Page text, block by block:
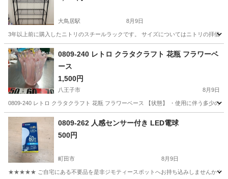
大鳥居駅 8月9日
3年以上前に購入したニトリのスチールラックです。 サイズについてはニトリの拝借
東京 大田区 収納家具 ニトリ
0809-240 レトロ クラタクラフト 花瓶 フラワーベ
ース
1,500円
八王子市 8月9日
0809-240 レトロ クラタクラフト 花瓶 フラワーベース 【状態】 ・使用に伴う多少の
東京 八王子市 インテリア雑貨/小物 現地
0809-262 人感センサー付き LED電球
500円
町田市 8月9日
★★★★★ ご自宅にある不要品を是非ジモティースポットへお持ち込みしませんか？